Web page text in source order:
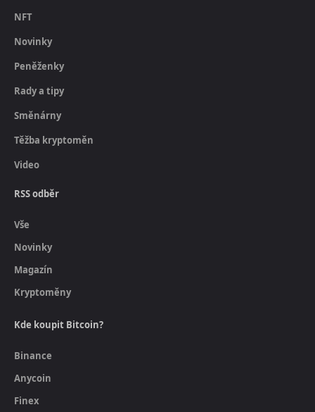
NFT
Novinky
Peněženky
Rady a tipy
Směnárny
Těžba kryptoměn
Video
RSS odběr
Vše
Novinky
Magazín
Kryptoměny
Kde koupit Bitcoin?
Binance
Anycoin
Finex